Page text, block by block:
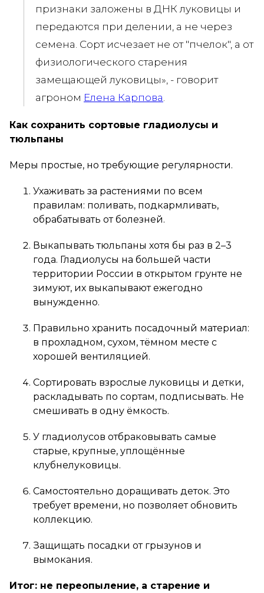
признаки заложены в ДНК луковицы и
передаются при делении, а не через
семена. Сорт исчезает не от "пчелок", а от
физиологического старения
замещающей луковицы», - говорит
агроном Елена Карпова
Как сохранить сортовые гладиолусы и
тюльпаны
Меры простые, но требующие регулярности.
Ухаживать за растениями по всем
правилам: поливать, подкармливать,
обрабатывать от болезней.
Выкапывать тюльпаны хотя бы раз в 2–3
года. Гладиолусы на большей части
территории России в открытом грунте не
зимуют, их выкапывают ежегодно
вынужденно.
Правильно хранить посадочный материал:
в прохладном, сухом, тёмном месте с
хорошей вентиляцией.
Сортировать взрослые луковицы и детки,
раскладывать по сортам, подписывать. Не
смешивать в одну ёмкость.
У гладиолусов отбраковывать самые
старые, крупные, уплощённые
клубнелуковицы.
Самостоятельно доращивать деток. Это
требует времени, но позволяет обновить
коллекцию.
Защищать посадки от грызунов и
вымокания.
Итог: не переопыление, а старение и